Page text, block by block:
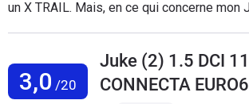
un X TRAIL. Mais, en ce qui concerne mon
agréable, consommation très raisonnable,
pour doubler, tenue de route peut-être un
mais compte tenu du prix raisonnable, je
3,0 /20
Juke (2) 1.5 DCI
CONNECTA